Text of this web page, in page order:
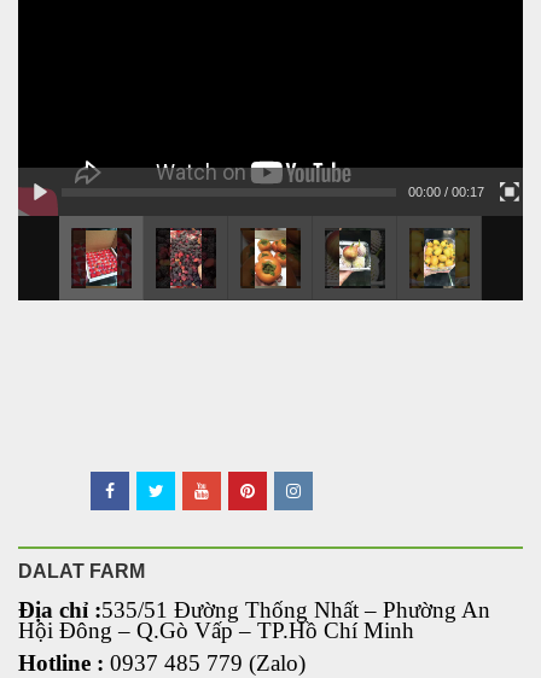
00:00 / 00:17
DALAT FARM
Địa chỉ :535/51 Đường Thống Nhất – Phường An
Hội Đông– Q.Gò Vấp – TP.Hồ Chí Minh
Hotline : 0937 485 779 (Zalo)